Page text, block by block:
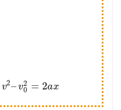
v2–v2
0 = 2ax